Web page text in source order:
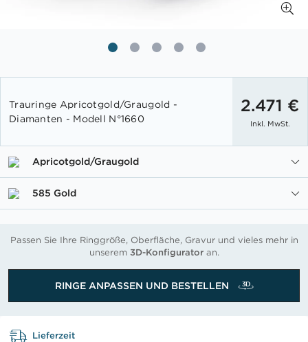
der
Bildgalerie
Trauringe Apricotgold/Graugold -
Diamanten - Modell N°1660
2.471 €
Inkl. MwSt.
Apricotgold/Graugold
585 Gold
Passen Sie Ihre Ringgröße, Oberfläche, Gravur und vieles mehr in
unserem 3D-Konfiguratoran.
RINGE ANPASSEN UND BESTELLEN
Lieferzeit